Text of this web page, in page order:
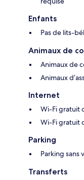
Enfants
Pas de lits-
Animaux de
Animaux de
Animaux
Internet
Wi-Fi gratuit
Wi-Fi gratuit
Parking
Parking sans
Transferts